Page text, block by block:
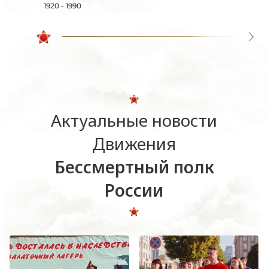
1920 - 1990
Актуальные новости
Движения
Бессмертный полк
России